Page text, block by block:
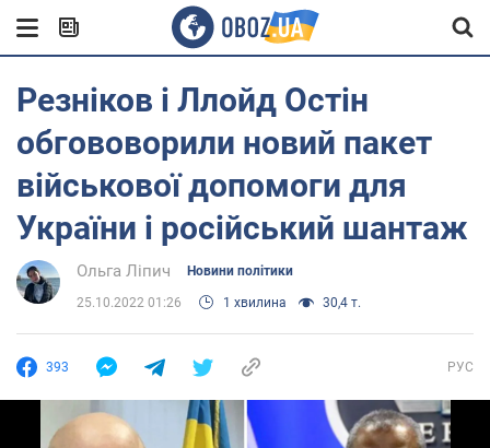
Резніков і Ллойд Остін
обгововорили новий пакет
військової допомоги для
України і російський шантаж
Ольга Ліпич Новини політики
25.10.2022 01:26 1 хвилина 30,4 т.
393 РУС